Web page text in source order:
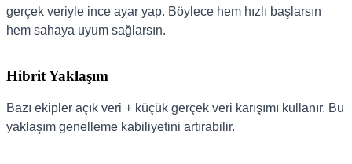
gerçek veriyle ince ayar yap. Böylece hem hızlı başlarsın
hem sahaya uyum sağlarsın.
Hibrit Yaklaşım
Bazı ekipler açık veri + küçük gerçek veri karışımı kullanır. Bu
yaklaşım genelleme kabiliyetini artırabilir.